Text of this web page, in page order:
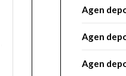
Agen
Agen
Agen